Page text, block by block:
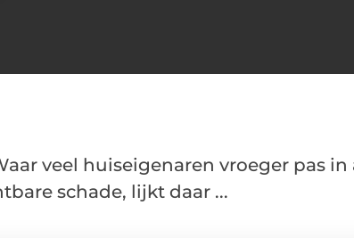
veel huiseigenaren vroeger pas
schade, lijkt daar ...